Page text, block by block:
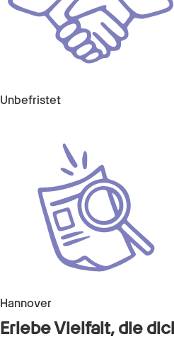
Unbefristet
Hannover
Erlebe Vielfalt, die